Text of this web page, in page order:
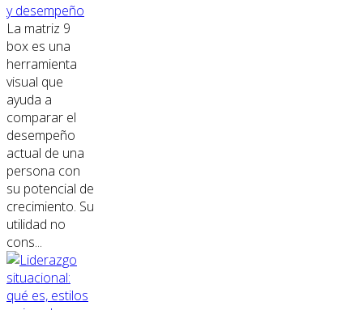
y desempeño
La matriz 9
box es una
herramienta
visual que
ayuda a
comparar el
desempeño
actual de una
persona con
su potencial de
crecimiento. Su
utilidad no
cons...